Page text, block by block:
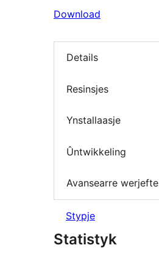
Download
Details
Resinsjes
Ynstallaasje
Ûntwikkeling
Avansearre werjefte
Stypje
Statistyk